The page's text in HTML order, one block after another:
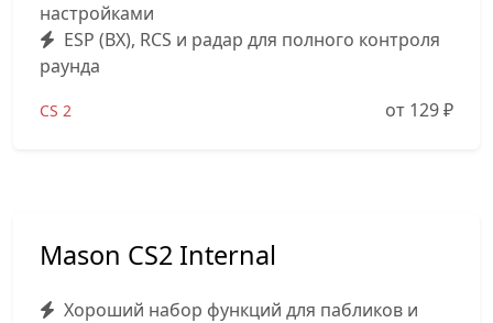
настройками
ESP (ВХ), RCS и радар для полного контроля
раунда
CS 2 от 129₽
Mason CS2 Internal
Хороший набор функций для пабликов и